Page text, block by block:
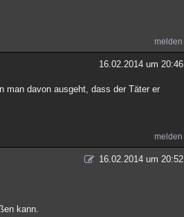
melden
16.02.2014 um 20:46
man davon ausgeht, dass der Täter er
melden
16.02.2014 um 20:52
kann.